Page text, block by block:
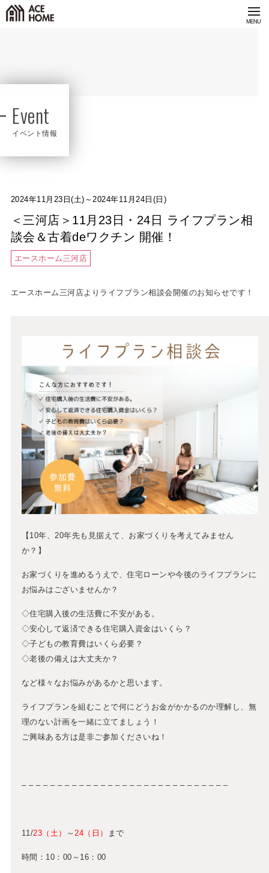
Event
イベント情報
2024年11月23日(土)～2024年11月24日(日)
＜三河店＞11月23日・24日 ライフプラン相
談会＆古着deワクチン 開催！
エースホーム三河店
エースホーム三河店よりライフプラン相談会開催のお知らせです！
【10年、20年先も見据えて、お家づくりを考えてみません
か？】
お家づくりを進めるうえで、住宅ローンや今後のライフプランに
お悩みはございませんか？
◇住宅購入後の生活費に不安がある。
◇安心して返済できる住宅購入資金はいくら？
◇子どもの教育費はいくら必要？
◇老後の備えは大丈夫か？
など様々なお悩みがあるかと思います。
ライフプランを組むことで何にどうお金がかかるのか理解し、無
理のない計画を一緒に立てましょう！
ご興味ある方は是非ご参加くださいね！
– – – – – – – – – – – – – – – – – – – – – – – – – – – – –
11/23（土） ～ 24（日） まで
時間：10：00～16：00